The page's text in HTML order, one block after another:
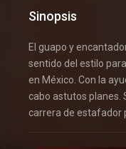
Sinopsis
El guapo y
sentido del estilo
en México. Con la
cabo astutos planes.
carrera de estafador